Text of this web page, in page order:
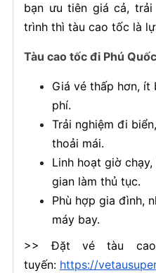
bạn ưu tiên giá cả,
trình thì tàu cao tốc là
Tàu cao tốc đi Phú Quốc
Giá vé thấp hơn, ít
phí.
Trải nghiệm đi
thoải mái.
Linh hoạt giờ
gian làm thủ tục.
Phù hợp gia đình,
máy bay.
>> Đặt vé tàu
tuyến: https://